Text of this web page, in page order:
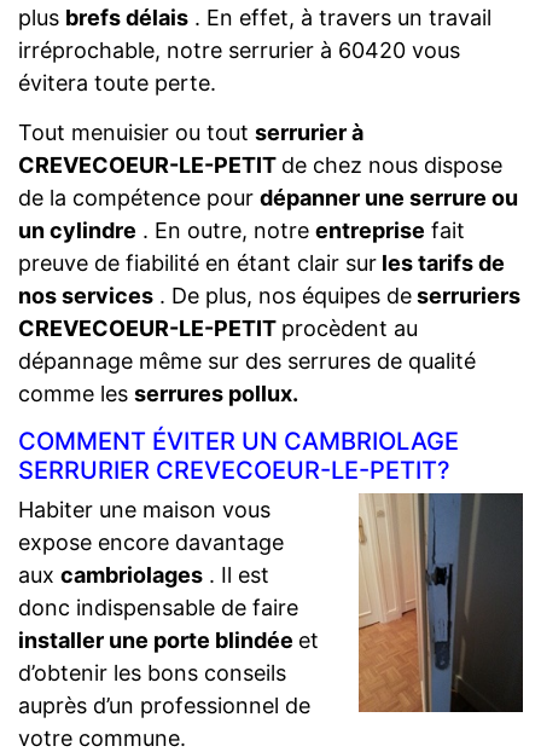
plus brefs délais . En effet, à travers un travail
irréprochable, notre serrurier à 60420 vous
évitera toute perte.
Tout menuisier ou tout serrurier à
CREVECOEUR-LE-PETIT de chez nous dispose
de la compétence pour dépanner une serrure ou
un cylindre . En outre, notre entreprise fait
preuve de fiabilité en étant clair sur les tarifs de
nos services . De plus, nos équipes deserruriers
CREVECOEUR-LE-PETIT procèdent au
dépannage même sur des serrures de qualité
comme les serrures pollux.
COMMENT ÉVITER UN CAMBRIOLAGE
SERRURIER CREVECOEUR-LE-PETIT?
Habiter une maison vous
expose encore davantage
aux cambriolages . Il est
donc indispensable de faire
installer une porte blindée et
d’obtenir les bons conseils
auprès d’un professionnel de
votre commune.